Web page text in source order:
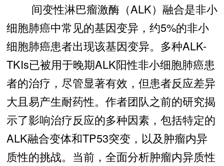
间变性淋巴瘤激酶（ALK）融合是非小
细胞肺癌中常见的基因变异，约5%的非小
细胞肺癌患者出现该基因变异。多种ALK-
TKIs已被用于晚期ALK阳性非小细胞肺癌患
者的治疗，尽管显著有效，但患者反应差异
大且易产生耐药性。作者团队之前的研究揭
示了影响治疗反应的多种因素，包括特定的
ALK融合变体和TP53突变，以及肿瘤内异
质性的挑战。当前，全面分析肿瘤内异质性